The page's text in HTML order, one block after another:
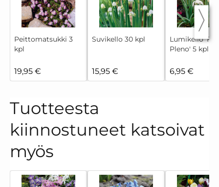
Peittomatsukki 3
kpl
19,95 €
Suvikello 30 kpl
15,95 €
Lumikello
Pleno' 5 kpl
6,95 €
Tuotteesta
kiinnostuneet katsoivat
myös